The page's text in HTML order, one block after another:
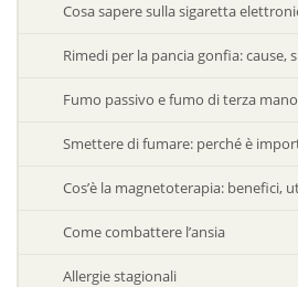
Cosa sapere sulla sigaretta
Rimedi per la pancia gonfia: cause,
Fumo passivo e fumo di terza
Smettere di fumare: perché è
Cos’è la magnetoterapia: benefici,
Come combattere l’ansia
Allergie stagionali